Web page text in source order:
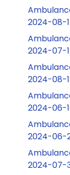
2024-08-
2024-07-
2024-08-
2024-06-
2024-06-
2024-07-